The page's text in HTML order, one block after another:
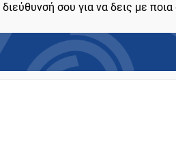
σου για να δεις με